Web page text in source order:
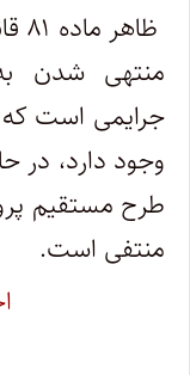
منتهی شدن
جرایمی است
طرح مستقیم
منتفی است.